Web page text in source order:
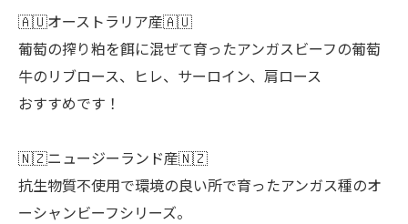
🇦🇺オーストラリア産🇦🇺
葡萄の搾り粕を餌に混ぜて育ったアンガスビーフの葡萄
牛のリブロース、ヒレ、サーロイン、肩ロース
おすすめです！
🇳🇿ニュージーランド産🇳🇿
抗生物質不使用で環境の良い所で育ったアンガス種のオ
ーシャンビーフシリーズ。